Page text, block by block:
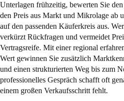
Unterlagen frühzeitig, bewerten Sie
den Preis aus Markt und Mikrolage ab
auf den passenden Käuferkreis aus.
verkürzt Rückfragen und vermeidet
Vertragsreife. Mit einer regional
Wert gewinnen Sie zusätzlich
und einen strukturierten Weg bis zum
professionelles Gespräch schafft oft
einem großen Verkaufsschritt fehlt.